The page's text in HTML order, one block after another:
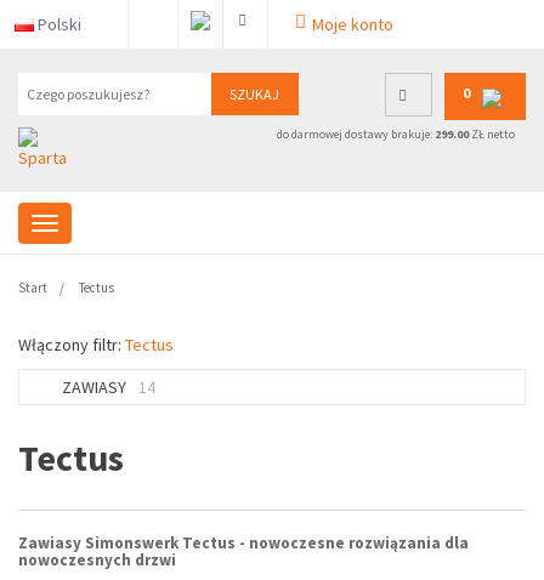
Polski Moje konto
SZUKAJ 0
do darmowej dostawy brakuje: 299.00ZŁ netto
Start Tectus
Włączony filtr: Tectus
ZAWIASY
14
Tectus
Zawiasy Simonswerk Tectus - nowoczesne rozwiązania dla
nowoczesnych drzwi